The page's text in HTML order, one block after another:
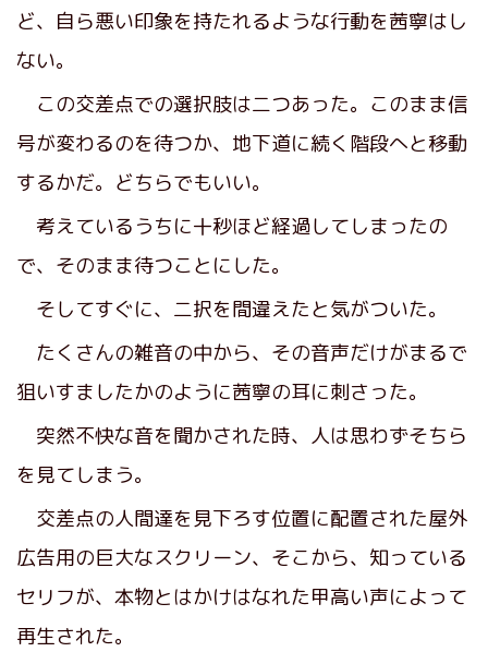
ど、自ら悪い印象を持たれるような行動を茜寧はし
ない。
この交差点での選択肢は二つあった。このまま信
号が変わるのを待つか、地下道に続く階段へと移動
するかだ。どちらでもいい。
考えているうちに十秒ほど経過してしまったの
で、そのまま待つことにした。
そしてすぐに、二択を間違えたと気がついた。
たくさんの雑音の中から、その音声だけがまるで
狙いすましたかのように茜寧の耳に刺さった。
突然不快な音を聞かされた時、人は思わずそちら
を見てしまう。
交差点の人間達を見下ろす位置に配置された屋外
広告用の巨大なスクリーン、そこから、知っている
セリフが、本物とはかけはなれた甲高い声によって
再生された。